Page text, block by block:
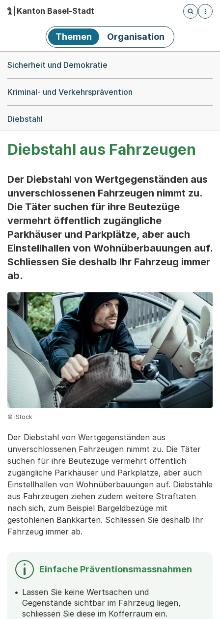
Hauptnavigation
Kanton Basel-Stadt
Öffnet
Themen Organisation
Sicherheit und Demokratie
Kriminal- und Verkehrsprävention
Diebstahl
Diebstahl aus Fahrzeugen
Der Diebstahl von Wertgegenständen aus
unverschlossenen Fahrzeugen nimmt zu.
Die Täter suchen für ihre Beutezüge
vermehrt öffentlich zugängliche
Parkhäuser und Parkplätze, aber auch
Einstellhallen von Wohnüberbauungen auf.
Schliessen Sie deshalb Ihr Fahrzeug immer
ab.
© iStock
Der Diebstahl von Wertgegenständen aus
unverschlossenen Fahrzeugen nimmt zu. Die Täter
suchen für ihre Beutezüge vermehrt öffentlich
zugängliche Parkhäuser und Parkplätze, aber auch
Einstellhallen von Wohnüberbauungen auf. Diebstähle
aus Fahrzeugen ziehen zudem weitere Straftaten
nach sich, zum Beispiel Bargeldbezüge mit
gestohlenen Bankkarten. Schliessen Sie deshalb Ihr
Fahrzeug immer ab.
Einfache Präventionsmassnahmen
Lassen Sie keine Wertsachen und
Gegenstände sichtbar im Fahrzeug liegen,
schliessen Sie diese im Kofferraum ein.